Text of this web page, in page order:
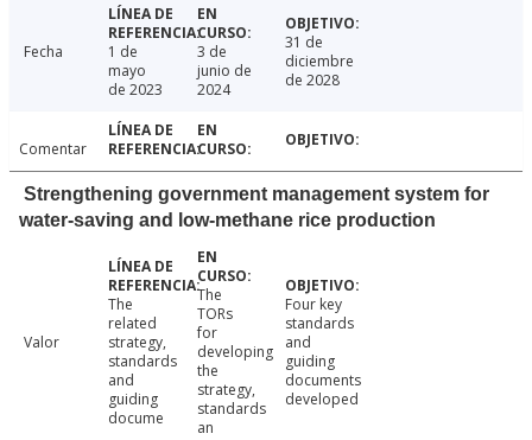
Fecha
1 de
mayo
de 2023
3 de
junio de
2024
31 de
diciembre
de 2028
Comentar
Strengthening government management system for
water-saving and low-methane rice production
Valor
The
related
strategy,
standards
and
guiding
docume
The
TORs
for
developing
the
strategy,
standards
an
Four key
standards
and
guiding
documents
developed